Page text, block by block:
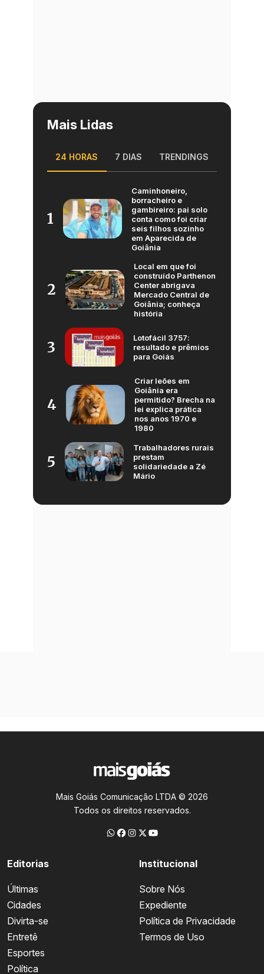
Mais Lidas
24 HORAS 7 DIAS TRENDINGS
1
Caminhoneiro,
borracheiro e
gambireiro: pai solo
conta como foi criar
seis filhos sozinho
em Aparecida de
Goiânia
2
Local em que foi
construído Parthenon
Center abrigava
Mercado Central de
Goiânia; conheça
história
3
Lotofácil 3757:
resultado e prêmios
para Goiás
4
Criar leões em
Goiânia era
permitido? Brecha na
lei explica prática
nos anos 1970 e
1980
5
Trabalhadores rurais
prestam
solidariedade a Zé
Mário
Mais Goiás Comunicação LTDA © 2026
Todos os direitos reservados.
Editorias
Últimas
Cidades
Divirta-se
Entretê
Esportes
Política
Institucional
Sobre Nós
Expediente
Política de Privacidade
Termos de Uso